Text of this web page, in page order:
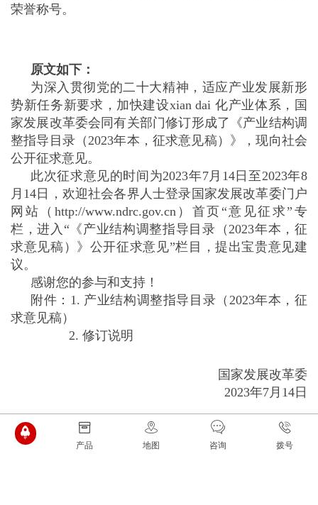
荣誉称号。
原文如下：
为深入贯彻党的二十大精神，适应产业发展新形
势新任务新要求，加快建设xian dai 化产业体系，国
家发展改革委会同有关部门修订形成了《产业结构调
整指导目录（2023年本，征求意见稿）》，现向社会
公开征求意见。
此次征求意见的时间为2023年7月14日至2023年8
月14日，欢迎社会各界人士登录国家发展改革委门户
网站（http://www.ndrc.gov.cn）首页“意见征求”专
栏，进入“《产业结构调整指导目录（2023年本，征
求意见稿）》公开征求意见”栏目，提出宝贵意见建
议。
感谢您的参与和支持！
附件：1. 产业结构调整指导目录（2023年本，征
求意见稿）
2. 修订说明
国家发展改革委
2023年7月14日
24小时贵宾热线：
产品 地图 咨询 拨号